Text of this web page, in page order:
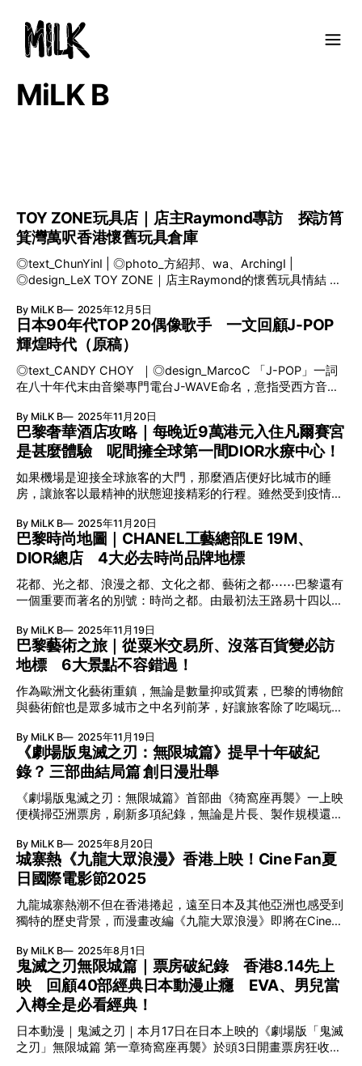
MiLK B
TOY ZONE玩具店｜店主Raymond專訪 探訪筲
箕灣萬呎香港懷舊玩具倉庫
◎text_ChunYinⅠ | ◎photo_方紹邦、wa、ArchingⅠ |
◎design_LeX TOY ZONE｜店主Raymond的懷舊玩具情結 回
舖、環境氣氛和定價高人一等的玩具反斗城，甚至屈臣氏和萬
寧等連鎖護理店也設有專屬貨架，那種梗有一間在左近、想玩
即買的方便程度，並非今天打通全球市場的網購模式可以媲
代日本特攝片與動畫薰陶，直到成長後有經濟能力才買回當年
心頭好，再於廿年前開始從事玩具銷售，現時位於筲箕灣的玩
具店，更是香港少有的大型懷舊玩具集中地，甚至吸引馬來西
亞、日本、台灣和杜拜等玩具愛好者特意前來尋寶！
RAYMOND更於舖內另闢一角，擺放多年來的珍貴收藏，當中
除有大量車仔玩具，還有出產自七八十年代的大膠玩具。 大
膠的魅力 所謂的珍寶大膠，是指大型塑膠玩具，而主題離不
開《鐵甲萬能俠》、《超力電磁俠》、《百獸王》等七至八十
標。「以前曾擁有《超時空要塞》的變形飛機、《鐵人28》、
《太陽之子》B
By MiLK B 2025年12月5日
日本90年代TOP 20偶像歌手 一文回顧J-POP
輝煌時代（原稿）
◎text_CANDY CHOY ｜◎design_MarcoC 「J-POP」一詞
在八十年代末由音樂專門電台J-WAVE命名，意指受西方音樂
黃金時代，當中以1994年起由傳奇音樂製作人小室哲哉一手
栽培的一眾「小室家族」歌手，包括安室奈美惠、華原朋美、
GLOBE、TRF等最具代表性！ 其後J-POP更發展出更多的分
支，視覺系、搖滾系的J-ROCK如LUNA SEA、GLAY，突如其
來的一股沖繩跳舞組合SPEED、MAX、DA PUMP等的出現，
到九十年代末的HIP HOP、R&B風潮，造就宇多田光、濱崎
步、MISIA、倉木麻衣等更多歌姬加入樂壇，讓平成歌姬陣容
愈來愈強。 同期像J家旗下的男團、女團MORNING娘等亦開
始打造既具顏值兼備跳唱實力的男、女偶像組合，這十年間百
花齊放的歌手、樂隊與偶像把J-POP推至最巔峰的階段，熱潮
更延伸到全亞洲，我們才能有機會讓J-POP歌曲陪伴成長。在
重溫以下二十個不同界別的J-
By MiLK B 2025年11月20日
巴黎奢華酒店攻略｜每晚近9萬港元入住凡爾賽宮
是甚麼體驗 呢間擁全球第一間DIOR水療中心！
如果機場是迎接全球旅客的大門，那麼酒店便好比城市的睡
房，讓旅客以最精神的狀態迎接精彩的行程。雖然受到疫情影
論是追求城市景觀、一嚐米芝蓮美食、融入大自然，甚至享受
宮廷式服務，都能在這個城市得到滿足。 ◎text_RAY.P |
◎design_LeX CHEVAL BLANC PARIS：擁全球首間DIOR水療
中心 伴隨莎瑪麗丹百貨公司開幕的，還有巴黎最新住宿熱點
CHEVAL BLANC PARIS。酒店坐落於塞納河畔，能將羅浮
宮、艾菲爾鐵塔、聖母院等地標的日夜美景盡收眼簾。法國建
築師EDOUAD FRANCOIS聯同美國建築師PETER MARINO希
望以法式住宅風格營造隱密性高的住宿體驗，因此盡量減少房
間數量，全酒店合共只得七十二間客房和四個用餐區。色調以
純白、米白及金為主，並以藝術與當代設計元素作點綴，為酒
店注入舒服、優雅而浪漫的氣氛。酒店另一個重要賣點是全球
僅此一間的DIOR水療中心，內裡設有六個不同風格佈置的獨
中心亦有進駐美國、杜拜等地，不過仍有不少人慕名而來。
By MiLK B 2025年11月20日
巴黎時尚地圖｜CHANEL工藝總部LE 19M、
DIOR總店 4大必去時尚品牌地標
花都、光之都、浪漫之都、文化之都、藝術之都⋯⋯巴黎還有
一個重要而著名的別號：時尚之都。由最初法王路易十四以華
引充滿天份的設計師前來追夢，到今天匯聚全球最頂尖的服裝
品牌，逐步成就巴黎登上時尚殿堂之位置。 ◎text_RAY.P |
◎design_LeX LE 19M 自1985年發起保育法國傳統工藝坊的
計劃、成立子公司PARAFFECTION，到每年發表MÉTIERS
D’ART系列，CHANEL一直透過不同方法延續工藝文化，而近
年落成的總部LE 19M，更體現品牌對於守護傳統的承諾。 向
公眾開放的LE 19M佔地二萬五千平方米，樓高五層和設有兩
層地下室，除有六百名常駐的工匠專家，還匯聚LESAGE（刺
繡）、LEMARIÉ（羽飾與花藝）、MASSARO（鞋履）、
MAISON MICHEL（帽藝）、LOGNON（皺褶）、
DESRUES（珠寶配飾）和GOOSSENS（金工）等多個傳統與
現代的工藝坊，務求為法國獨有的時尚遺產提供更長遠發展。
By MiLK B 2025年11月19日
巴黎藝術之旅｜從粟米交易所、沒落百貨變必訪
地標 6大景點不容錯過！
作為歐洲文化藝術重鎮，無論是數量抑或質素，巴黎的博物館
與藝術館也是眾多城市之中名列前茅，好讓旅客除了吃喝玩
巴黎的歷史變遷。文化與藝術的發展從不受任何事情或因素影
響而停滯不前，就如巴黎在疫情下仍有不少文藝之地誕生，現
存的也準備以全新面貌示人。 粟米交易所變博物館：
PINAULT COLLECTION 繼格拉西宮當代藝術博物館和海關大
樓博物館後，法國奢華品牌大亨兼藝術收藏家FRANÇOIS
PINAULT在巴黎設立另一所私人博物館BOURSE DE
COMMERCE-PINAULT COLLECTION，與鄰近羅浮宮和龐畢
度中心構成巴黎市的藝術鐵三角。 這棟古蹟建於十八世紀，
最初是露天的粟米交易場所，十九世紀經法國建築師
FRANÇOIS JOSEPH BÉLANGER重建，在頂部蓋上以鋼鐵和
玻璃而成的拱頂，其後在1889年改建成巴黎股票交易所。
2016年，FRANÇOIS PINAULT與巴黎市政府達成共識，以一
人負擔修葺費用作為條件租用五十年。 在保留原本外觀及浮
雕裝飾的
By MiLK B 2025年11月19日
《劇場版鬼滅之刃：無限城篇》提早十年破紀
錄？ 三部曲結局篇 創日漫壯舉
《劇場版鬼滅之刃：無限城篇》首部曲《猗窩座再襲》一上映
便橫掃亞洲票房，刷新多項紀錄，無論是片長、製作規模還是
造，將原作最終決戰拆成三部曲搬上大銀幕，結合頂尖視覺與
原創情節，令觀眾在IMAX巨幕下感受無限城的壓迫與震撼，
為日漫改編電影再創新高。 日、台、港連環破票房紀錄 《劇
場版鬼滅之刃：無限城篇》首部曲《猗窩座再襲》，早前在日
本、台灣上映時，先後打破了多項票房紀錄。日本票房早已突
破220億日圓，除了是今年日本最高票房電影，更打入日本史
上最高票房電影第六位。在台灣僅用了2日就破了1.1億台幣紀
錄，超誇張。 電影在港上映亦造成哄動，首日開畫就以超過
700萬票房成績，成為2025年最高開畫電影，同時亦打破了由
《多啦A夢Stand by Me》於10年前創下，逾500萬票房日本電
影最高開畫紀錄。 三部曲結局篇 創日漫壯舉 《鬼滅之刃》動
畫版的操作，本身就是一個打破常規的做法。由日本動畫製作
公司Ufotable主理的動畫版《鬼滅之刃》，於2019年推出首季
《竈門炭治郎 立志篇》劇集版之後，
By MiLK B 2025年8月20日
城寨熱《九龍大眾浪漫》香港上映！Cine Fan夏
日國際電影節2025
九龍城寨熱潮不但在香港捲起，遠至日本及其他亞洲也感受到
獨特的歷史背景，而漫畫改編《九龍大眾浪漫》即將在Cine
作《純屬伊朗意外》等世界各地的電影登場！ 今年夏日國際
電影節（Summer IFF）將於8月13日至25日登場，由約化巴
納希榮獲康城影展金棕櫚獎的《純屬伊朗意外》亞洲首映揭開
序幕。 此片以懸疑曲折的復仇故事，折射暴虐苛政與貪污腐
展，涵蓋其十部傑作，亦將是重頭節目之一。 閉幕電影則是
由池田千尋執導、吉岡里帆及水上恒司主演的奇幻愛情劇《九
By MiLK B 2025年8月1日
鬼滅之刃無限城篇｜票房破紀錄 香港8.14先上
映 回顧40部經典日本動漫止癮 EVA、男兒當
入樽全是必看經典！
日本動漫｜鬼滅之刃｜本月17日在日本上映的《劇場版「鬼滅
之刃」無限城篇 第一章猗窩座再襲》於頭3日開畫票房狂收